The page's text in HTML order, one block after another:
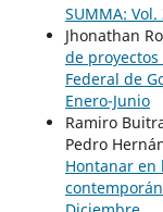
SUMMA:
Jhonathan
de
Federal de
Enero-Junio
Ramiro
Pedro
Hontanar en